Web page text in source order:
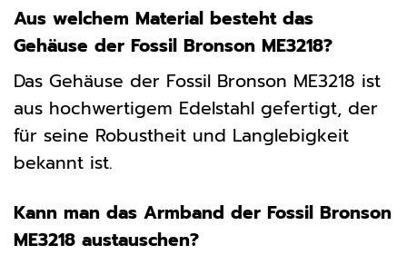
Aus welchem Material besteht das
Gehäuse der Fossil Bronson ME3218?
Das Gehäuse der Fossil Bronson ME3218 ist
aus hochwertigem Edelstahl gefertigt, der
für seine Robustheit und Langlebigkeit
bekannt ist.
Kann man das Armband der Fossil Bronson
ME3218 austauschen?